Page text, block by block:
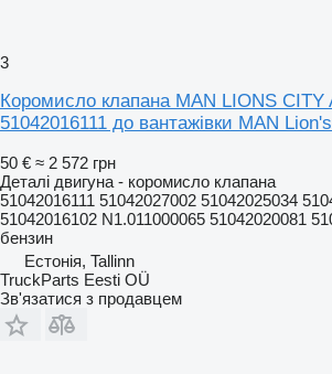
3
Коромисло клапана MAN LIONS CITY
51042016111 до вантажівки MAN
50 € ≈ 2 572 грн
Деталі двигуна - коромисло клапана
51042016111 51042027002 51042025034
51042016102 N1.011000065 51042020081
бензин
Естонія, Tallinn
TruckParts Eesti OÜ
Зв'язатися з продавцем